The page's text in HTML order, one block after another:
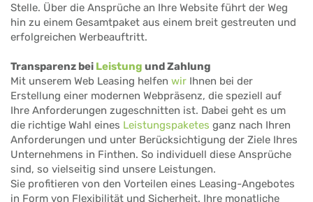
Stelle. Über die Ansprüche an Ihre Website führt der Weg
hin zu einem Gesamtpaket aus einem breit gestreuten und
erfolgreichen Werbeauftritt.
Transparenz bei Leistung und Zahlung
Mit unserem Web Leasing helfen wir Ihnen bei der
Erstellung einer modernen Webpräsenz, die speziell auf
Ihre Anforderungen zugeschnitten ist. Dabei geht es um
die richtige Wahl eines Leistungspaketes ganz nach Ihren
Anforderungen und unter Berücksichtigung der Ziele Ihres
Unternehmens in Finthen. So individuell diese Ansprüche
sind, so vielseitig sind unsere Leistungen.
Sie profitieren von den Vorteilen eines Leasing-Angebotes
in Form von Flexibilität und Sicherheit. Ihre monatliche